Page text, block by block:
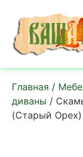
Главная /
диваны /
(Старый Орех)